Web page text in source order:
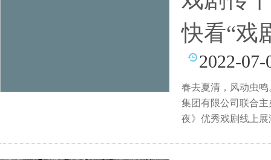
快看“戏
2022-07-
春去夏清，风动虫
集团有限公司联合
夜》优秀戏剧线上